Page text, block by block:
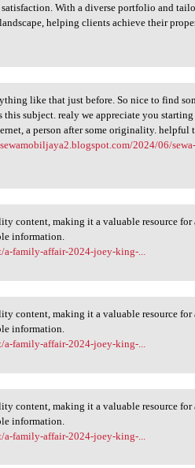
With a diverse portfolio and
helping clients achieve their
like that just before. So nice to find
subject. realy we appreciate you
a person after some originality. helpful
2024/06/
content, making it a valuable resource
information.
a-family-affair-2024-joey-king-...
content, making it a valuable resource
information.
a-family-affair-2024-joey-king-...
content, making it a valuable resource
information.
family-affair-2024-joey-king-...